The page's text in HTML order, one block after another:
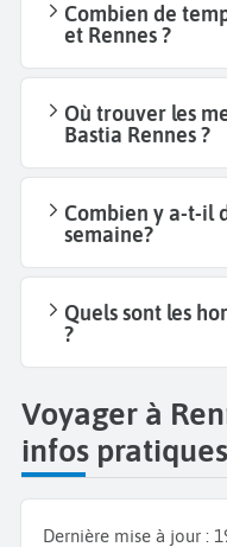
Combien de
et Rennes ?
Où trouver les
Bastia Rennes ?
Combien y a-t-il
semaine?
Quels sont les
?
Voyager à
infos pratiques
Dernière mise à jour :